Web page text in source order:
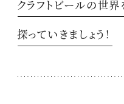
クラフトビールの世界
探っていきましょう！